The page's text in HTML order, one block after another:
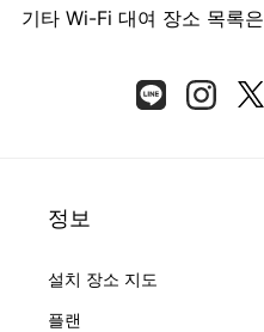
기타 Wi-Fi 대여 장소 목록은
정보
설치 장소 지도
플랜